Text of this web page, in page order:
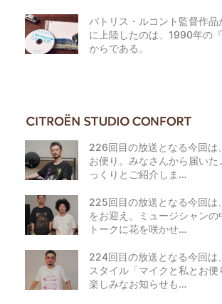
パトリス・ルコント監督作品
に上陸したのは、1990年の『
からである。
226回目の放送となる今回は
お便り。みなさんから届いた
っくりとご紹介しま…
225回目の放送となる今回は
をお迎え。ミュージシャンの
トークに花を咲かせ…
224回目の放送となる今回は
スタイル「マイクと私とお便
楽しみなお知らせも…